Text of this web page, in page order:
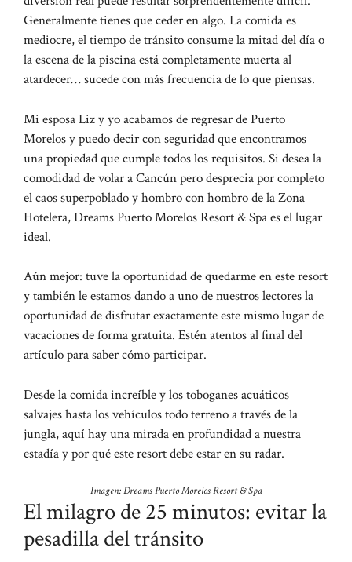
Generalmente tienes que ceder en algo. La comida es
mediocre, el tiempo de tránsito consume la mitad del día o
la escena de la piscina está completamente muerta al
atardecer… sucede con más frecuencia de lo que piensas.
Mi esposa Liz y yo acabamos de regresar de Puerto
Morelos y puedo decir con seguridad que encontramos
una propiedad que cumple todos los requisitos. Si desea la
comodidad de volar a Cancún pero desprecia por completo
el caos superpoblado y hombro con hombro de la Zona
Hotelera, Dreams Puerto Morelos Resort & Spa es el lugar
ideal.
Aún mejor: tuve la oportunidad de quedarme en este resort
y también le estamos dando a uno de nuestros lectores la
oportunidad de disfrutar exactamente este mismo lugar de
vacaciones de forma gratuita. Estén atentos al final del
artículo para saber cómo participar.
Desde la comida increíble y los toboganes acuáticos
salvajes hasta los vehículos todo terreno a través de la
jungla, aquí hay una mirada en profundidad a nuestra
estadía y por qué este resort debe estar en su radar.
Imagen: Dreams Puerto Morelos Resort & Spa
El milagro de 25 minutos: evitar la
pesadilla del tránsito